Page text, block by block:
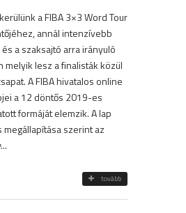
a FIBA 3×3 Word Tour
annál intenzívebb
a szaksajtó arra irányuló
melyik lesz a finalisták közül
A FIBA hivatalos online
a 12 döntős 2019-es
formáját elemzik. A lap
megállapítása szerint az
...
tovább